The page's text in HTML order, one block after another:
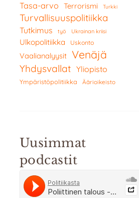
Tasa-arvo Terrorismi Turkki
Turvallisuuspolitiikka
Tutkimus työ Ukrainan kriisi
Ulkopolitiikka Uskonto
Vaalianalyysit Venäjä
Yhdysvallat Yliopisto
Ympäristöpolitiikka Äärioikeisto
Uusimmat
podcastit